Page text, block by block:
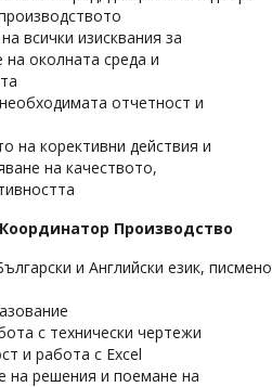
всички изисквания за
на околната среда и
отчетност и
на корективни действия и
на качеството,
Производство
и Английски език, писмено
с технически чертежи
и работа с Excel
на решения и поемане на